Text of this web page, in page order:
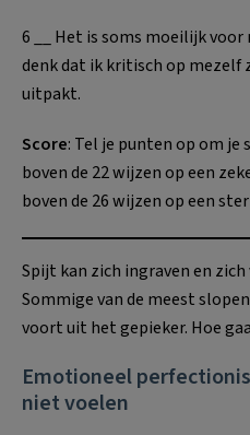
6 __ Het is soms moeilijk
denk dat ik kritisch op mezelf
uitpakt.
Score: Tel je punten op om je
boven de 22 wijzen op een
boven de 26 wijzen op een
Spijt kan zich ingraven en
Sommige van de meest
voort uit het gepieker. Hoe
Emotioneel
niet voelen